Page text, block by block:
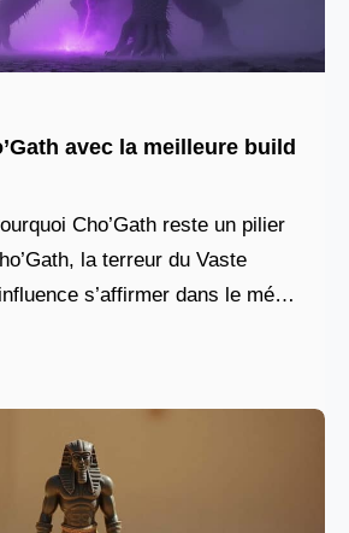
avec la meilleure build
Cho’Gath reste un pilier
la terreur du Vaste
s’affirmer dans le méta